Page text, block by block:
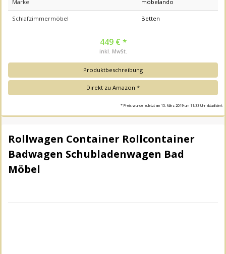
Marke möbelando
Schlafzimmermöbel Betten
449 € *
inkl. MwSt.
Produktbeschreibung
Direkt zu Amazon *
* Preis wurde zuletzt am 15. März 2019 um 11:33 Uhr aktualisiert
Rollwagen Container Rollcontainer
Badwagen Schubladenwagen Bad
Möbel